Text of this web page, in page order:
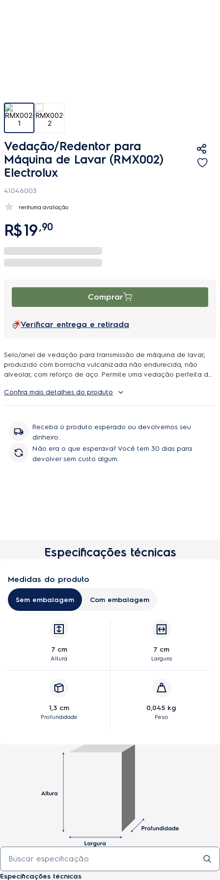
Vedação/Redentor para
Máquina de Lavar (RMX002)
Electrolux
41046003
nenhuma avaliação
R$19,90
Comprar
Verificar entrega e retirada
Selo/anel de vedação para transmissão de máquina de lavar,
produzido com borracha vulcanizada não endurecida, não
alveolar, com reforço de aço. Permite uma vedação perfeita da
benefício, além de funcionalidade e segurança.
COMPATIBILIDADE Máquinas de lavar LT10B, LT11F, LTC10, LTD11,
LT12, LTC10, LTC12, LTD11, LTE12, LTP10, LTR10, LTR12, e LTS12.
Confira mais detalhes do produto
Receba o produto esperado ou devolvemos seu
dinheiro.
Não era o que esperava? Você tem 30 dias para
devolver sem custo algum.
Especificações técnicas
Medidas do produto
Sem embalagem Com embalagem
7 cm
Altura
7 cm
Largura
1,3 cm
Profundidade
0,045 kg
Peso
Especificações técnicas